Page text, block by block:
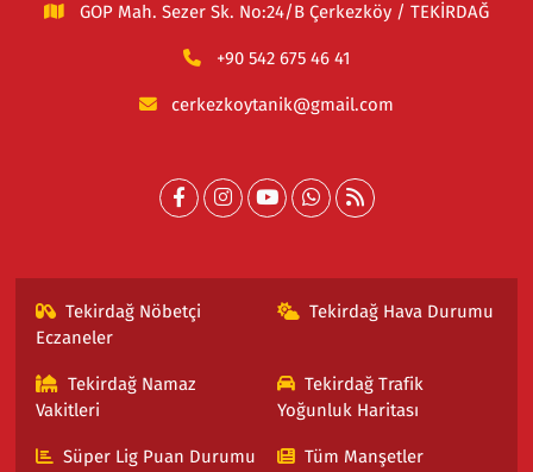
GOP Mah. Sezer Sk. No:24/B Çerkezköy / TEKİRDAĞ
+90 542 675 46 41
cerkezkoytanik@gmail.com
Tekirdağ Nöbetçi
Eczaneler
Tekirdağ Hava Durumu
Tekirdağ Namaz
Vakitleri
Tekirdağ Trafik
Yoğunluk Haritası
Süper Lig Puan Durumu Tüm Manşetler